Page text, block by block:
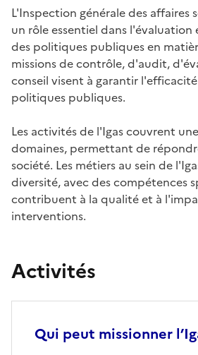
L'Inspection générale des affaires
un rôle essentiel dans
des politiques publiques en
missions de contrôle, d'audit,
conseil visent à garantir
politiques publiques.
Les activités de l'Igas couvrent
domaines, permettant de
société. Les métiers au sein de
diversité, avec des compétences
contribuent à la qualité et à
interventions.
Activités
Qui peut missionner